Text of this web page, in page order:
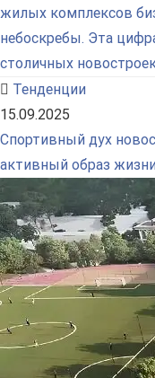
жилых комплексов
небоскребы. Эта
столичных
Тенденции
15.09.2025
Спортивный дух
активный образ